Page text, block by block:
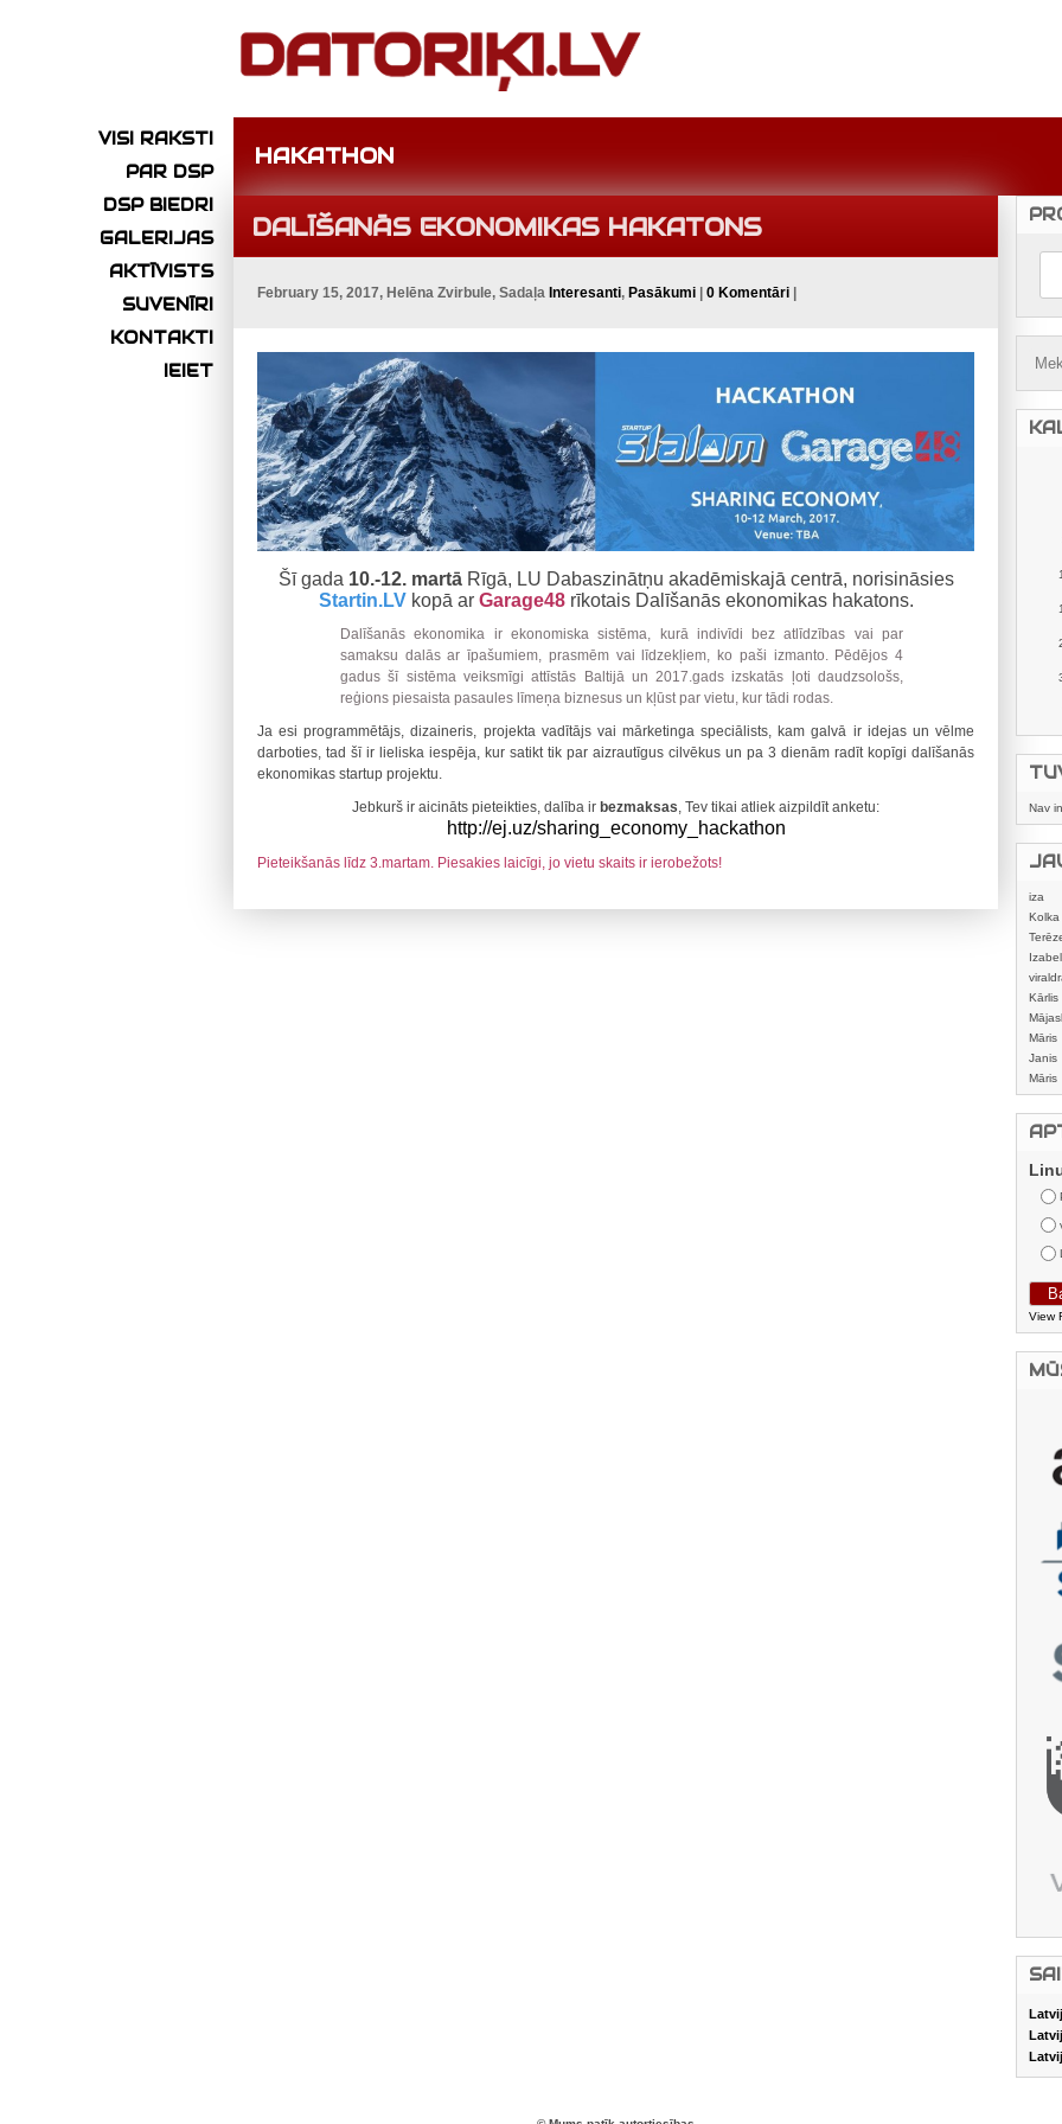
VISI RAKSTI
PAR DSP
DSP BIEDRI
GALERIJAS
AKTĪVISTS
SUVENĪRI
KONTAKTI
IEIET
HAKATHON
DALĪŠANĀS EKONOMIKAS HAKATONS
February 15, 2017, Helēna Zvirbule, Sadaļa Interesanti, Pasākumi 0 Komentāri
Šī gada 10.-12. martāRīgā, LU Dabaszinātņu akadēmiskajā centrā, norisināsies
Startin.LVkopā ar Garage48rīkotais Dalīšanās ekonomikas hakatons.
Dalīšanās ekonomika ir ekonomiska sistēma, kurā indivīdi bez atlīdzības vai par
samaksu dalās ar īpašumiem, prasmēm vai līdzekļiem, ko paši izmanto. Pēdējos 4
gadus šī sistēma veiksmīgi attīstās Baltijā un 2017.gads izskatās ļoti daudzsološs,
reģions piesaista pasaules līmeņa biznesus un kļūst par vietu, kur tādi rodas.
Ja esi programmētājs, dizaineris, projekta vadītājs vai mārketinga speciālists, kam galvā ir idejas un vēlme
darboties, tad šī ir lieliska iespēja, kur satikt tik par aizrautīgus cilvēkus un pa 3 dienām radīt kopīgi dalīšanās
ekonomikas startup projektu.
Jebkurš ir aicināts pieteikties, dalība ir bezmaksas , Tev tikai atliek aizpildīt anketu:
http://ej.uz/sharing_economy_hackathon
Pieteikšanās līdz 3.martam. Piesakies laicīgi, jo vietu skaits ir ierobežots!
Nav
iza
Kolka
Kārlis
Māris
Janis
Māris
View